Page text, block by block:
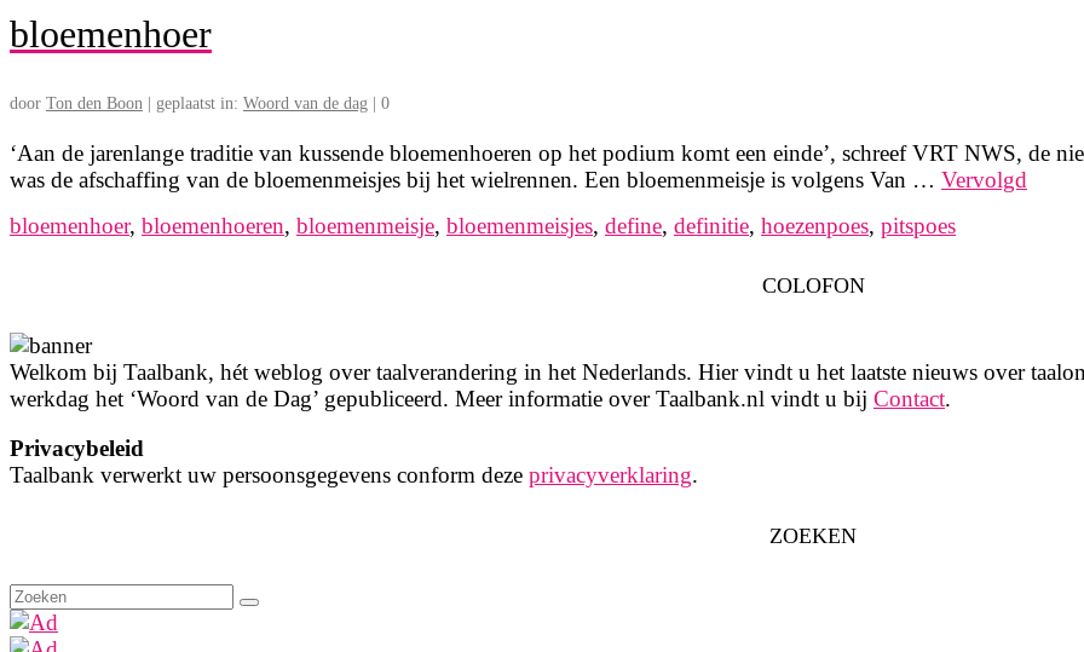
bloemenhoer
door Ton den Boon geplaatst in: Woord van de dag 0
‘Aan de jarenlange traditie van kussende bloemenhoeren op het podium komt een einde’, schreef VRT NWS, de
was de afschaffing van de bloemenmeisjes bij het wielrennen. Een bloemenmeisje is volgens Van … Vervolgd
bloemenhoer, bloemenhoeren, bloemenmeisje, bloemenmeisjes, define, definitie, hoezenpoes, pitspoes
COLOFON
Welkom bij Taalbank, hét weblog over taalverandering in het Nederlands. Hier vindt u het laatste nieuws over
werkdag het ‘Woord van de Dag’ gepubliceerd. Meer informatie over Taalbank.nl vindt u bij Contact.
Privacybeleid
Taalbank verwerkt uw persoonsgegevens conform deze privacyverklaring.
ZOEKEN
Zoeken
naar: